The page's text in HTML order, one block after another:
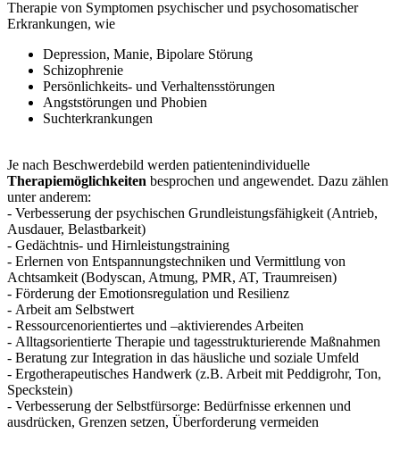
Therapie von Symptomen psychischer und psychosomatischer
Erkrankungen, wie
Depression, Manie, Bipolare Störung
Schizophrenie
Persönlichkeits- und Verhaltensstörungen
Angststörungen und Phobien
Suchterkrankungen
Je nach Beschwerdebild werden patientenindividuelle
Therapiemöglichkeiten besprochen und angewendet. Dazu zählen
unter anderem:
- Verbesserung der psychischen Grundleistungsfähigkeit (Antrieb,
Ausdauer, Belastbarkeit)
- Gedächtnis- und Hirnleistungstraining
- Erlernen von Entspannungstechniken und Vermittlung von
Achtsamkeit (Bodyscan, Atmung, PMR, AT, Traumreisen)
- Förderung der Emotionsregulation und Resilienz
- Arbeit am Selbstwert
- Ressourcenorientiertes und –aktivierendes Arbeiten
- Alltagsorientierte Therapie und tagesstrukturierende Maßnahmen
- Beratung zur Integration in das häusliche und soziale Umfeld
- Ergotherapeutisches Handwerk (z.B. Arbeit mit Peddigrohr, Ton,
Speckstein)
- Verbesserung der Selbstfürsorge: Bedürfnisse erkennen und
ausdrücken, Grenzen setzen, Überforderung vermeiden